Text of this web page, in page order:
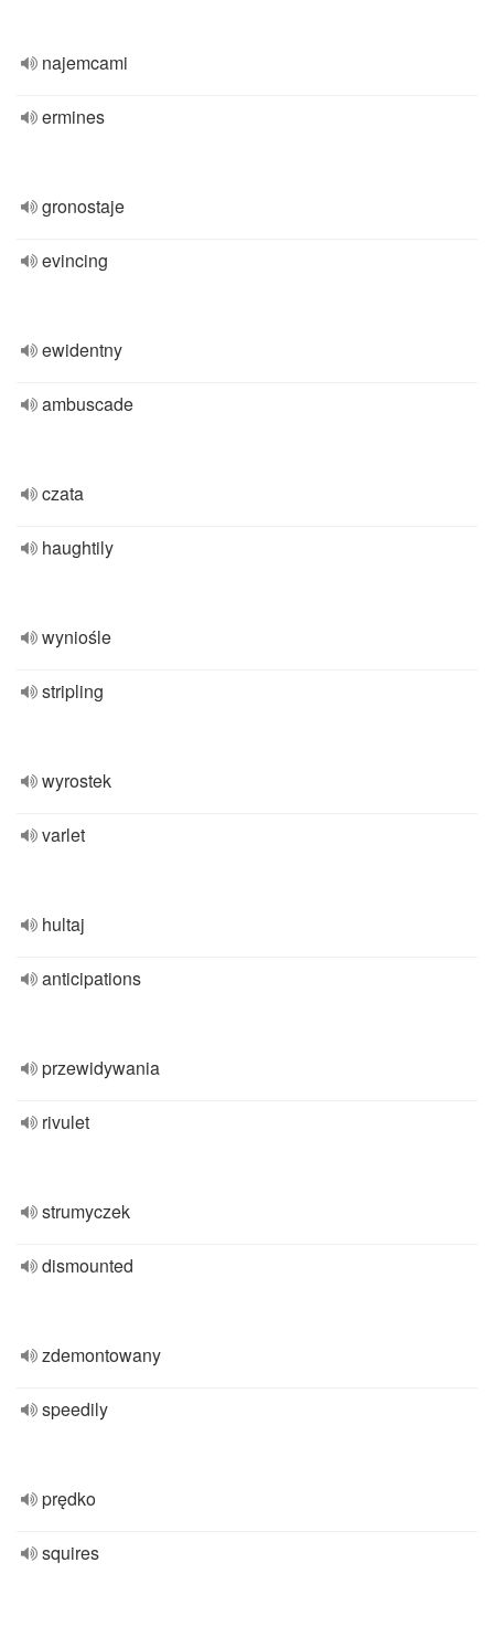
najemcami
ermines
gronostaje
evincing
ewidentny
ambuscade
czata
haughtily
wyniośle
stripling
wyrostek
varlet
hultaj
anticipations
przewidywania
rivulet
strumyczek
dismounted
zdemontowany
speedily
prędko
squires